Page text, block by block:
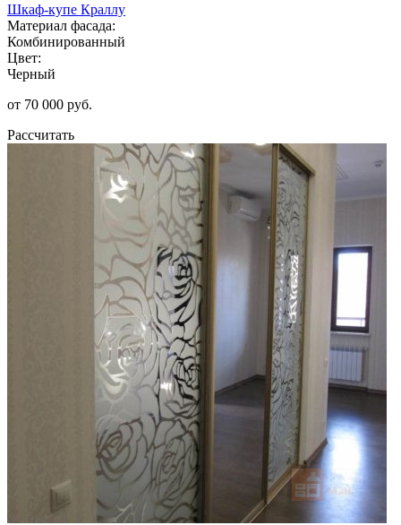
Шкаф-купе Краллу
Материал фасада:
Комбинированный
Цвет:
Черный
от 70 000 руб.
Рассчитать